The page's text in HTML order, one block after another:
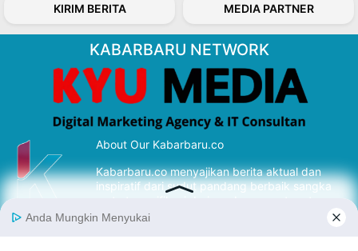
KIRIM BERITA MEDIA PARTNER
KABARBARU NETWORK
About Our Kabarbaru.co
Kabarbaru.co menyajikan berita aktual dan
inspiratif dari sudut pandang berbaik sangka